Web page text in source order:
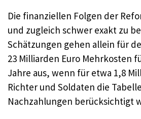
Die finanziellen Folgen der
und zugleich schwer exakt zu
Schätzungen gehen allein für
23 Milliarden Euro Mehrkosten
Jahre aus, wenn für etwa 1,8
Richter und Soldaten die
Nachzahlungen berücksichtigt